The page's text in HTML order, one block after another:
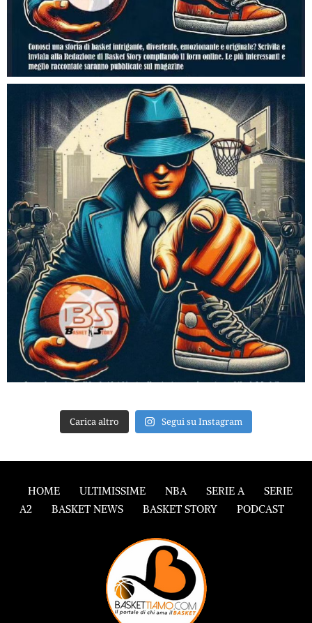
Carica altro Segui su Instagram
HOME ULTIMISSIME NBA SERIE A
SERIE
A2
BASKET NEWS BASKET STORY PODCAST